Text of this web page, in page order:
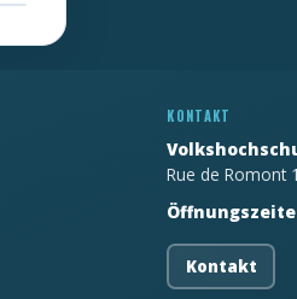
KONTAKT
Rue de
Kontakt